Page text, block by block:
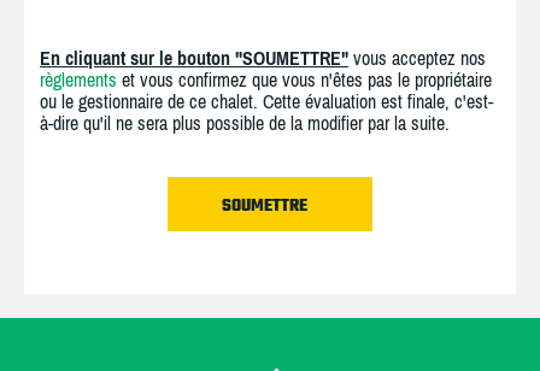
En cliquant sur le bouton "SOUMETTRE" vous acceptez nos
règlements et vous confirmez que vous n'êtes pas le propriétaire
ou le gestionnaire de ce chalet. Cette évaluation est finale, c'est-
à-dire qu'il ne sera plus possible de la modifier par la suite.